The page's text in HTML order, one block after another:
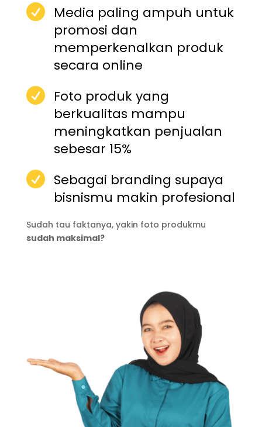
 Media paling ampuh untuk
promosi dan
memperkenalkan produk
secara online
 Foto produk yang
berkualitas mampu
meningkatkan penjualan
sebesar 15%
 Sebagai branding supaya
bisnismu makin profesional
Sudah tau faktanya, yakin foto produkmu
sudah maksimal?